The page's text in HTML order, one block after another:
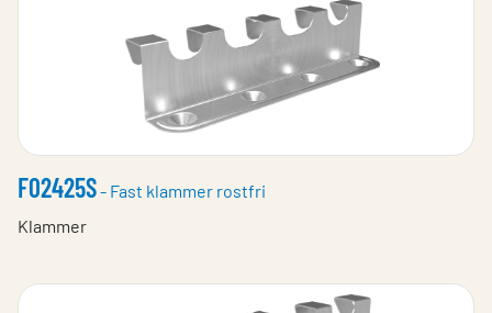
F02425S- Fast klammer rostfri
Klammer